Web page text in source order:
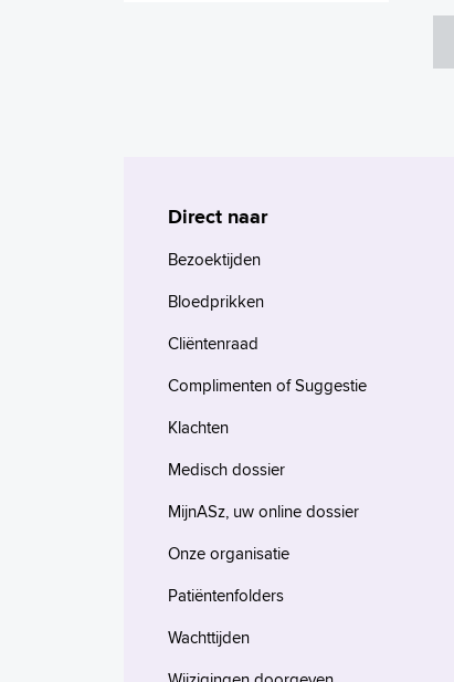
Direct naar
Bezoektijden
Bloedprikken
Cliëntenraad
Complimenten of Suggestie
Klachten
Medisch dossier
MijnASz, uw online dossier
Onze organisatie
Patiëntenfolders
Wachttijden